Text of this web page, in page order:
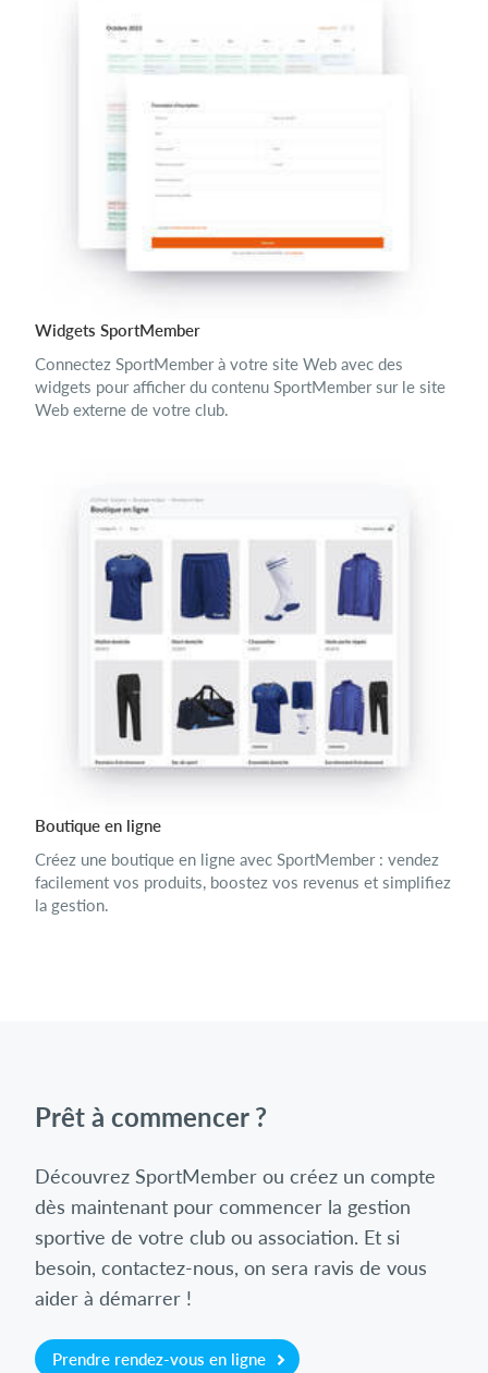
Widgets SportMember
Connectez SportMember à votre site Web avec des
widgets pour afficher du contenu SportMember sur le site
Web externe de votre club.
Boutique en ligne
Créez une boutique en ligne avec SportMember : vendez
facilement vos produits, boostez vos revenus et simplifiez
la gestion.
Prêt à commencer ?
Découvrez SportMember ou créez un compte
dès maintenant pour commencer la gestion
sportive de votre club ou association. Et si
besoin, contactez-nous, on sera ravis de vous
aider à démarrer !
Prendre rendez-vous en ligne